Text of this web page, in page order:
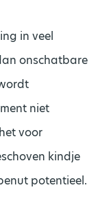
in veel
onschatbare
niet
voor
kindje
potentieel.